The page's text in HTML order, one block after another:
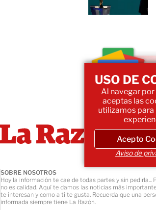
SOBRE NOSOTROS
Hoy la información te cae de todas partes y sin pedirla...
no es calidad. Aquí te damos las noticias más
te interesan y como a ti te gusta. Recuerda que una
informada siempre tiene La Razón.
USO DE
Al navegar
aceptas las
utilizamos
Acepto
Aviso de